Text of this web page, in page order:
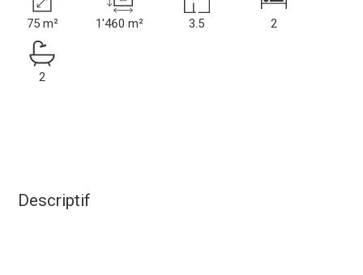
75 m² 1'460 m² 3.5 2
2
Descriptif